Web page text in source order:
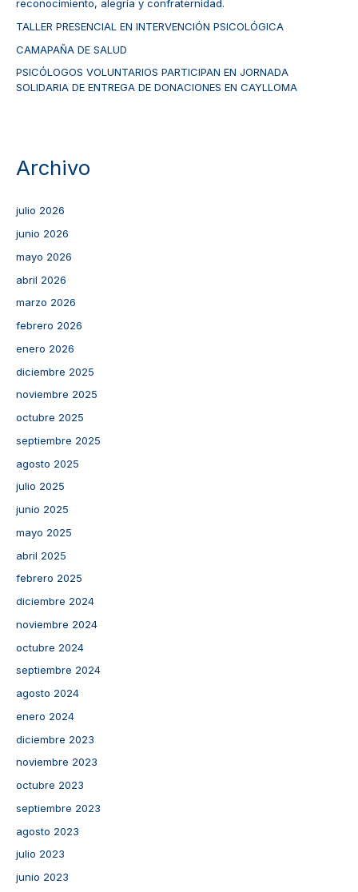
reconocimiento, alegría y confraternidad.
TALLER PRESENCIAL EN INTERVENCIÓN PSICOLÓGICA
CAMAPAÑA DE SALUD
PSICÓLOGOS VOLUNTARIOS PARTICIPAN EN JORNADA
SOLIDARIA DE ENTREGA DE DONACIONES EN CAYLLOMA
Archivo
julio 2026
junio 2026
mayo 2026
abril 2026
marzo 2026
febrero 2026
enero 2026
diciembre 2025
noviembre 2025
octubre 2025
septiembre 2025
agosto 2025
julio 2025
junio 2025
mayo 2025
abril 2025
febrero 2025
diciembre 2024
noviembre 2024
octubre 2024
septiembre 2024
agosto 2024
enero 2024
diciembre 2023
noviembre 2023
octubre 2023
septiembre 2023
agosto 2023
julio 2023
junio 2023